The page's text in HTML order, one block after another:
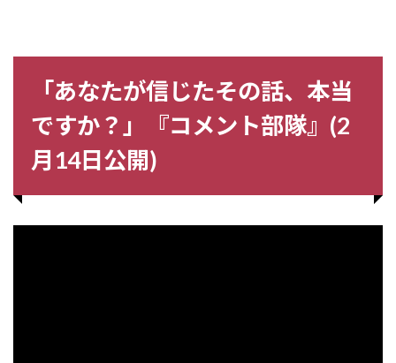
「あなたが信じたその話、本当
ですか？」『コメント部隊』(2
月14日公開)